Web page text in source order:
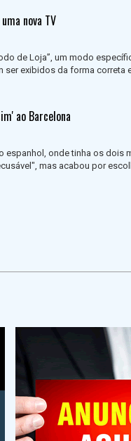
nova TV
de Loja”, um modo
exibidos da forma correta
ao Barcelona
espanhol, onde tinha os dois
mas acabou por